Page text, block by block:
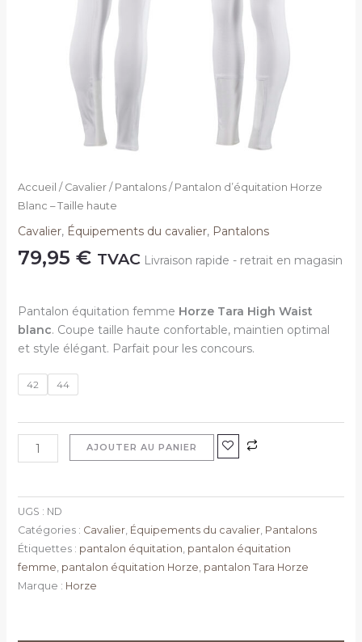
Accueil / Cavalier/ Pantalons/ Pantalon d’équitation Horze
Blanc – Taille haute
Cavalier, Équipements du cavalier, Pantalons
79,95 € TVAC Livraison rapide - retrait en magasin
Pantalon équitation femme Horze Tara High Waist
blanc. Coupe taille haute confortable, maintien optimal
et style élégant. Parfait pour les concours.
42 44
AJOUTER AU PANIER
UGS : ND
Catégories : Cavalier, Équipements du cavalier, Pantalons
Étiquettes : pantalon équitation, pantalon équitation
femme, pantalon équitation Horze, pantalon Tara Horze
Marque : Horze